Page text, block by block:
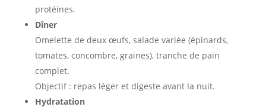
protéines.
Dîner
Omelette de deux œufs, salade variée (épinards,
tomates, concombre, graines), tranche de pain
complet.
Objectif : repas léger et digeste avant la nuit.
Hydratation